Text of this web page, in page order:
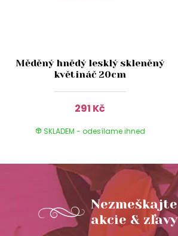
Měděný hnědý lesklý skleněný
květináč 20cm
291 Kč
SKLADEM - odesílame ihned
Nezmeškajte
akcie & zľavy